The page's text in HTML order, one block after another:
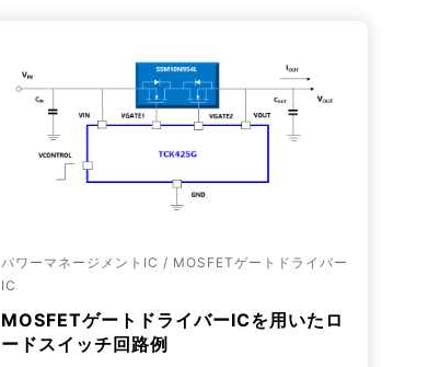
パワーマネージメントIC / MOSFETゲートドライバー
IC
MOSFETゲートドライバーICを用いたロ
ードスイッチ回路例